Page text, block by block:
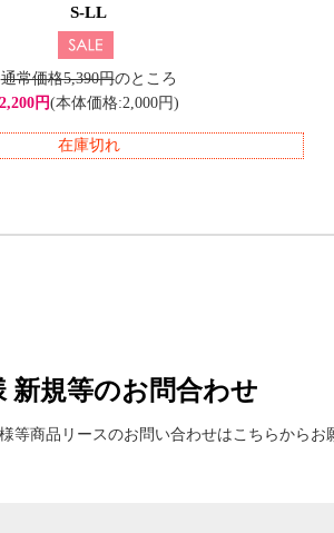
S-LL
通常価格5,390円のところ
2,200円(本体価格:2,000円)
在庫切れ
新規等のお問合わせ
等商品リースのお問い合わせはこちらからお